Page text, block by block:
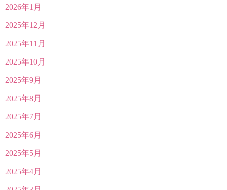
2026年1月
2025年12月
2025年11月
2025年10月
2025年9月
2025年8月
2025年7月
2025年6月
2025年5月
2025年4月